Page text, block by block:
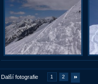
Další fotografie 1 2